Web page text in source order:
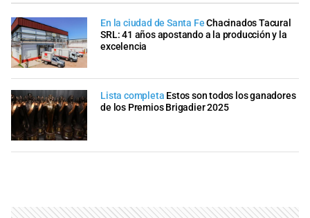
En la ciudad de Santa FeChacinados Tacural
SRL: 41 años apostando a la producción y la
excelencia
Lista completa Estos son todos los ganadores
de los Premios Brigadier 2025